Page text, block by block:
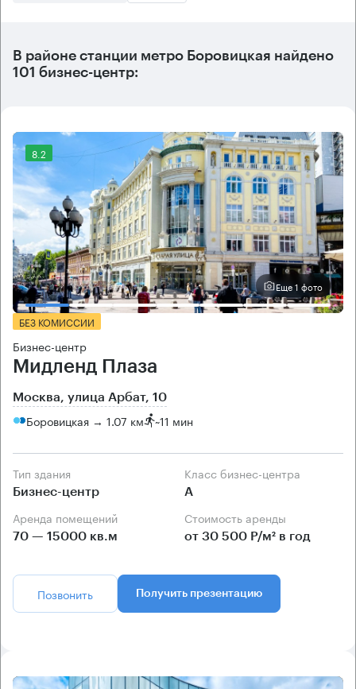
В районе станции метро Боровицкая найдено
101 бизнес-центр:
8.2
Еще 1 фото
БЕЗ КОМИССИИ
Бизнес-центр
Мидленд Плаза
Москва, улица Арбат, 10
Боровицкая → 1.07 км ~11 мин
Тип здания
Бизнес-центр
Класс бизнес-центра
А
Аренда помещений
70 — 15000 кв.м
Стоимость аренды
от 30 500 Р/м² в год
Позвонить Получить презентацию